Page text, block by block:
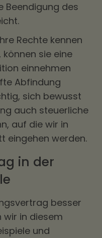
Beendigung des
Rechte kennen
sie eine
einnehmen
Abfindung
sich bewusst
auch steuerliche
auf die wir in
eingehen werden.
in der
besser
wir in diesem
und